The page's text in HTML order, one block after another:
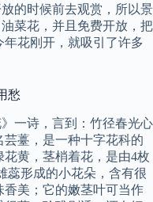
的时候前去观赏，所以景
菜花，并且免费开放，把
花刚开，就吸引了许多
愁
一诗，言到：竹径春光心
薹，是一种十字花科的
黄，茎梢着花，是由4枚
蕊形成的小花朵，含有很
美；它的嫩茎叶可当作